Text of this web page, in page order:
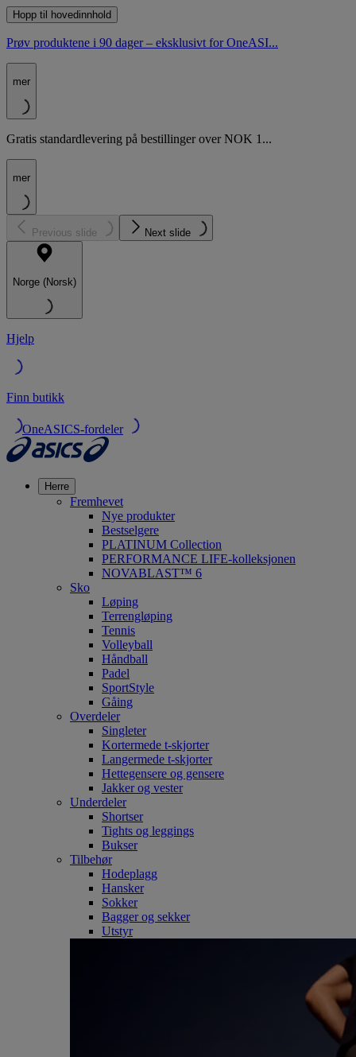
Hopp til hovedinnhold
Prøv produktene i 90 dager – eksklusivt for OneASI...
mer
Gratis standardlevering på bestillinger over NOK 1...
mer
Previous slide Next slide
Norge (Norsk)
Hjelp
Finn butikk
OneASICS-fordeler
Herre
Fremhevet
Nye produkter
Bestselgere
PLATINUM Collection
PERFORMANCE LIFE-kolleksjonen
NOVABLAST™ 6
Sko
Løping
Terrengløping
Tennis
Volleyball
Håndball
Padel
SportStyle
Gåing
Overdeler
Singleter
Kortermede t-skjorter
Langermede t-skjorter
Hettegensere og gensere
Jakker og vester
Underdeler
Shortser
Tights og leggings
Bukser
Tilbehør
Hodeplagg
Hansker
Sokker
Bagger og sekker
Utstyr